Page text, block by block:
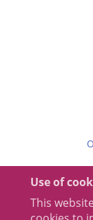
Use of
This